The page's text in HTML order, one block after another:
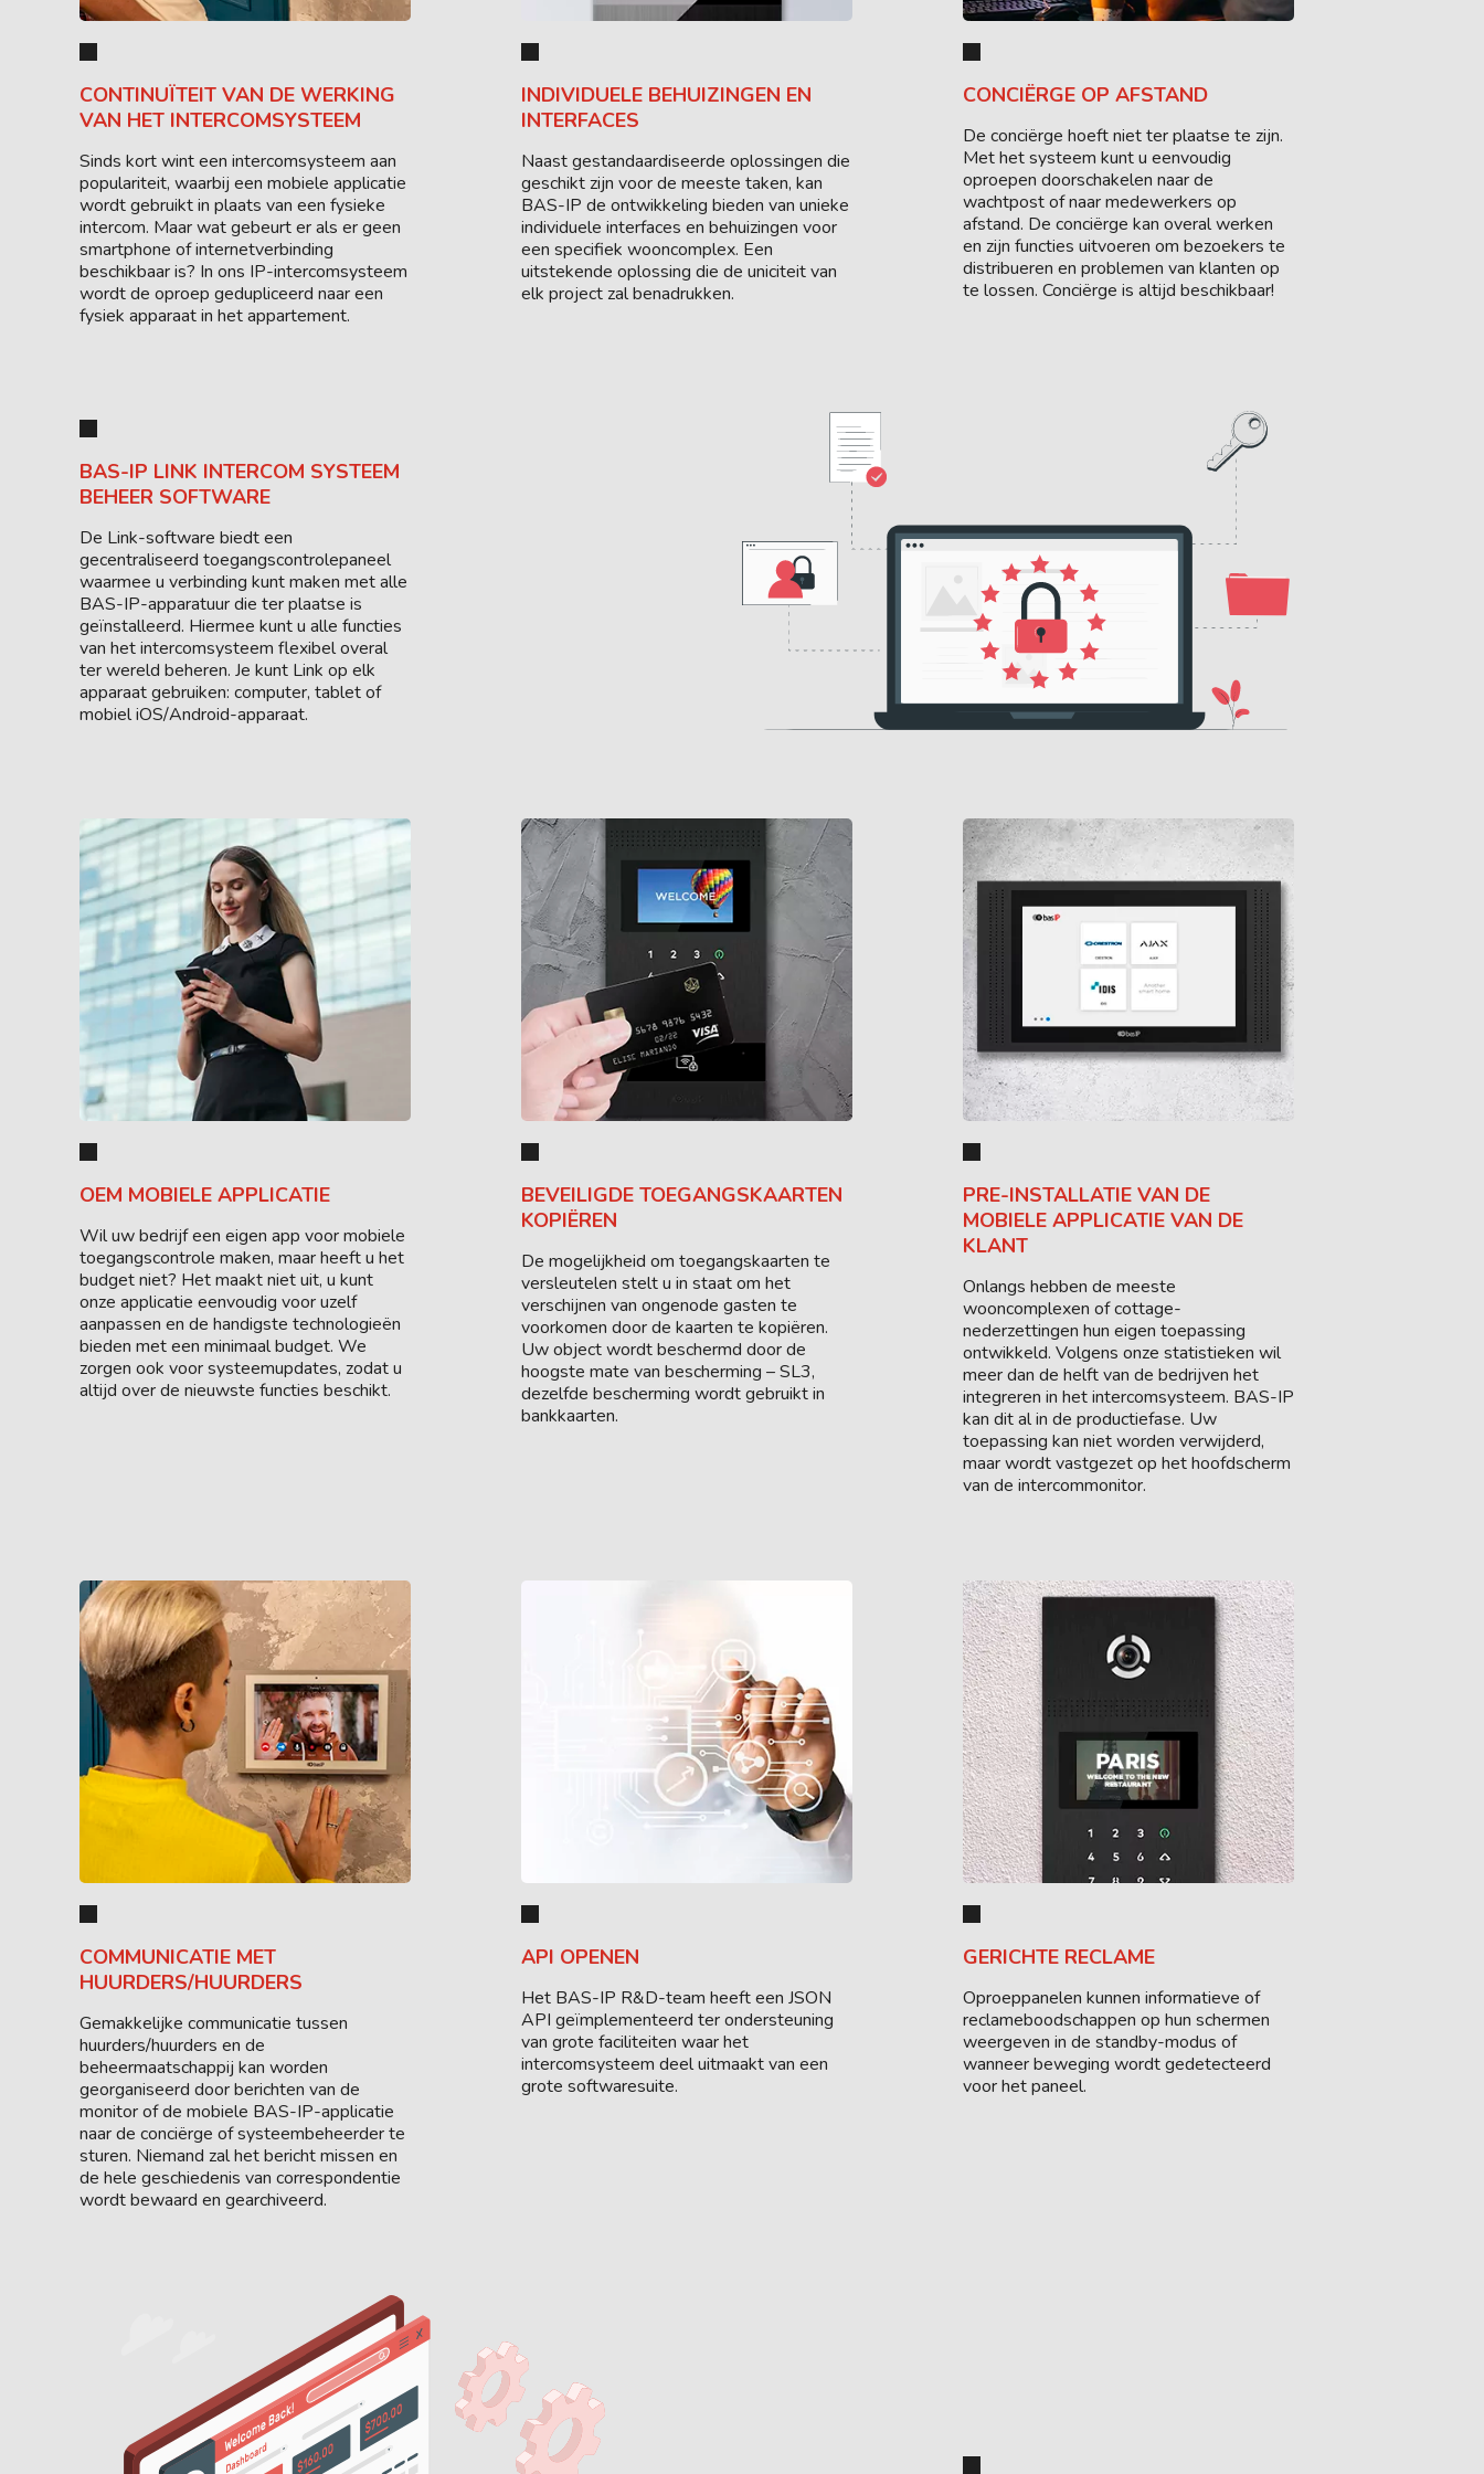
CONTINUÏTEIT VAN DE WERKING
VAN HET INTERCOMSYSTEEM
Sinds kort wint een intercomsysteem aan
populariteit, waarbij een mobiele applicatie
wordt gebruikt in plaats van een fysieke
intercom. Maar wat gebeurt er als er geen
smartphone of internetverbinding
beschikbaar is? In ons IP-intercomsysteem
wordt de oproep gedupliceerd naar een
fysiek apparaat in het appartement.
INDIVIDUELE BEHUIZINGEN EN
INTERFACES
Naast gestandaardiseerde oplossingen die
geschikt zijn voor de meeste taken, kan
BAS-IP de ontwikkeling bieden van unieke
individuele interfaces en behuizingen voor
een specifiek wooncomplex. Een
uitstekende oplossing die de uniciteit van
elk project zal benadrukken.
CONCIËRGE OP AFSTAND
De conciërge hoeft niet ter plaatse te zijn.
Met het systeem kunt u eenvoudig
oproepen doorschakelen naar de
wachtpost of naar medewerkers op
afstand. De conciërge kan overal werken
en zijn functies uitvoeren om bezoekers te
distribueren en problemen van klanten op
te lossen. Conciërge is altijd beschikbaar!
BAS-IP LINK INTERCOM SYSTEEM
BEHEER SOFTWARE
De Link-software biedt een
gecentraliseerd toegangscontrolepaneel
waarmee u verbinding kunt maken met alle
BAS-IP-apparatuur die ter plaatse is
geïnstalleerd. Hiermee kunt u alle functies
van het intercomsysteem flexibel overal
ter wereld beheren. Je kunt Link op elk
apparaat gebruiken: computer, tablet of
mobiel iOS/Android-apparaat.
OEM MOBIELE APPLICATIE
Wil uw bedrijf een eigen app voor mobiele
toegangscontrole maken, maar heeft u het
budget niet? Het maakt niet uit, u kunt
onze applicatie eenvoudig voor uzelf
aanpassen en de handigste technologieën
bieden met een minimaal budget. We
zorgen ook voor systeemupdates, zodat u
altijd over de nieuwste functies beschikt.
BEVEILIGDE TOEGANGSKAARTEN
KOPIËREN
De mogelijkheid om toegangskaarten te
versleutelen stelt u in staat om het
verschijnen van ongenode gasten te
voorkomen door de kaarten te kopiëren.
Uw object wordt beschermd door de
hoogste mate van bescherming – SL3,
dezelfde bescherming wordt gebruikt in
bankkaarten.
PRE-INSTALLATIE VAN DE
MOBIELE APPLICATIE VAN DE
KLANT
Onlangs hebben de meeste
wooncomplexen of cottage-
nederzettingen hun eigen toepassing
ontwikkeld. Volgens onze statistieken wil
meer dan de helft van de bedrijven het
integreren in het intercomsysteem. BAS-IP
kan dit al in de productiefase. Uw
toepassing kan niet worden verwijderd,
maar wordt vastgezet op het hoofdscherm
van de intercommonitor.
COMMUNICATIE MET
HUURDERS/HUURDERS
Gemakkelijke communicatie tussen
huurders/huurders en de
beheermaatschappij kan worden
georganiseerd door berichten van de
monitor of de mobiele BAS-IP-applicatie
naar de conciërge of systeembeheerder te
sturen. Niemand zal het bericht missen en
de hele geschiedenis van correspondentie
wordt bewaard en gearchiveerd.
API OPENEN
Het BAS-IP R&D-team heeft een JSON
API geïmplementeerd ter ondersteuning
van grote faciliteiten waar het
intercomsysteem deel uitmaakt van een
grote softwaresuite.
GERICHTE RECLAME
Oproeppanelen kunnen informatieve of
reclameboodschappen op hun schermen
weergeven in de standby-modus of
wanneer beweging wordt gedetecteerd
voor het paneel.